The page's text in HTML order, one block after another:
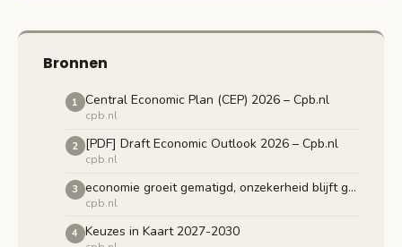
Bronnen
1 Central Economic Plan (CEP) 2026 – Cpb.nl
cpb.nl
2 [PDF] Draft Economic Outlook 2026 – Cpb.nl
cpb.nl
3 economie groeit gematigd, onzekerheid blijft groot
cpb.nl
4 Keuzes in Kaart 2027-2030